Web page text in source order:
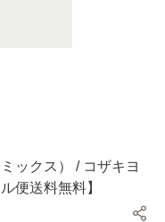
ックス） / コザキヨ
便送料無料】